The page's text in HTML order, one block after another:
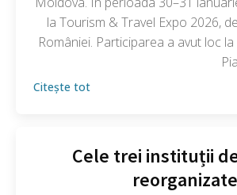
la Tourism & Travel Expo 2026,
României. Participarea a avut loc
Citește tot
Cele trei instituții